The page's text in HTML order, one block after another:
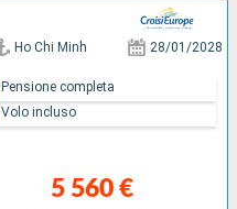
Ho Chi Minh 28/01/2028
5 560 €
Pensione completa
Volo incluso